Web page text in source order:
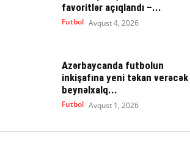
favoritlər açıqlandı –...
Futbol Avqust 4, 2026
Azərbaycanda futbolun
inkişafına yeni təkan verəcək
beynəlxalq...
Futbol Avqust 1, 2026